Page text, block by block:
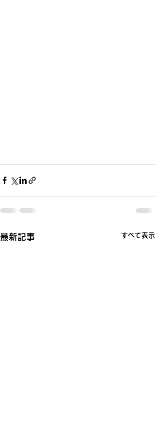
最新記事 すべて表示